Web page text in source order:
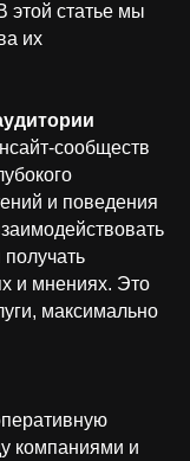
этой статье мы
их
сообществ
и поведения
и мнениях. Это
максимально
компаниями и